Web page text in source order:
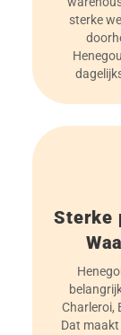
sterke
Sterke
Charleroi,
Dat maakt